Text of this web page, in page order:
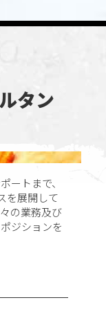
タン
ートまで、
を展開して
の業務及び
ジションを